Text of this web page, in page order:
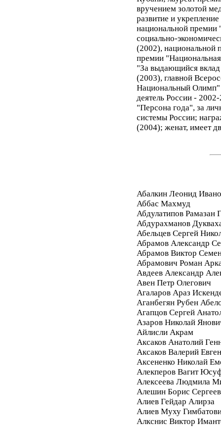
вручением золотой
развитие и
национальной премии
социально-
(2002), национальной
премии
"За выдающийся
(2003), главной
Национальный Олимп"
деятель России -
"Персона года", за
системы России;
(2004); женат, имеет
Абалкин Леонид
Аббас Махмуд
Абдулатипов Рамазан
Абдурахманов
Абельцев Сергей
Абрамов Александр
Абрамов Виктор
Абрамович Роман
Авдеев Александр
Авен Петр Олегович
Агаларов Араз
Аганбегян Рубен
Агапцов Сергей
Азаров Николай
Айлисли Акрам
Аксаков Анатолий
Аксаков Валерий
Аксененко Николай
Алекперов Вагит
Алексеева Людмила
Алешин Борис
Алиев Гейдар Алирза
Алиев Муху
Алкснис Виктор